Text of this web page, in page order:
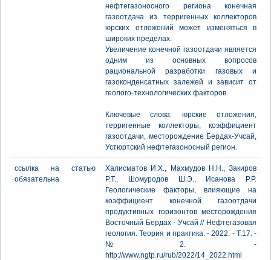
нефтегазоносного региона конечная
газоотдача из терригенных коллекторов
юрских отложений может изменяться в
широких пределах.
Увеличение конечной газоотдачи является
одним из основных вопросов
рациональной разработки газовых и
газоконденсатных залежей и зависит от
геолого-технологических факторов.
Ключевые слова: юрские отложения,
терригенные коллекторы, коэффициент
газоотдачи, месторождение Бердах-Учсай,
Устюртский нефтегазоносный регион.
ссылка на статью
обязательна
Халисматов И.Х., Махмудов Н.Н., Закиров
Р.Т., Шомуродов Ш.Э., Исанова Р.Р.
Геологические факторы, влияющие на
коэффициент конечной газоотдачи
продуктивных горизонтов месторождения
Восточный Бердах - Учсай // Нефтегазовая
геология. Теория и практика. - 2022. - Т.17. -
№2. -
http://www.ngtp.ru/rub/2022/14_2022.html